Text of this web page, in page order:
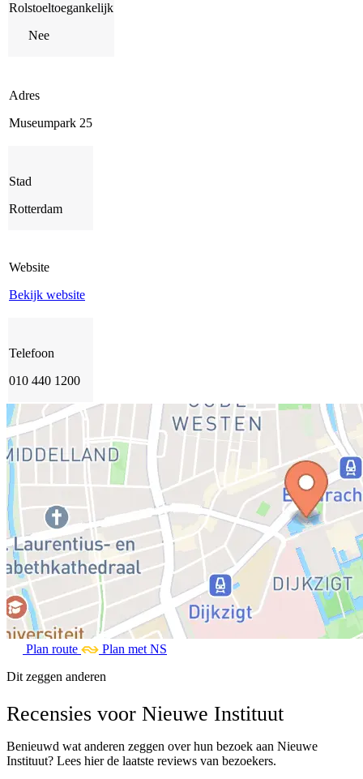
Rolstoeltoegankelijk
Nee
Adres
Museumpark 25
Stad
Rotterdam
Website
Bekijk website
Telefoon
010 440 1200
Plan route
Plan met NS
Dit zeggen anderen
Recensies voor Nieuwe Instituut
Benieuwd wat anderen zeggen over hun bezoek aan Nieuwe
Instituut? Lees hier de laatste reviews van bezoekers.